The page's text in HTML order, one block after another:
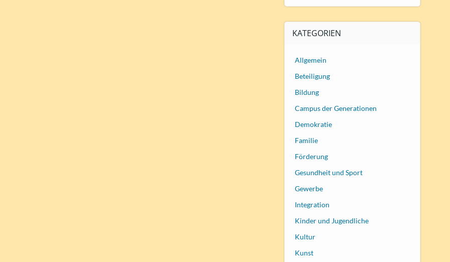
KATEGORIEN
Allgemein
Beteiligung
Bildung
Campus der Generationen
Demokratie
Familie
Förderung
Gesundheit und Sport
Gewerbe
Integration
Kinder und Jugendliche
Kultur
Kunst